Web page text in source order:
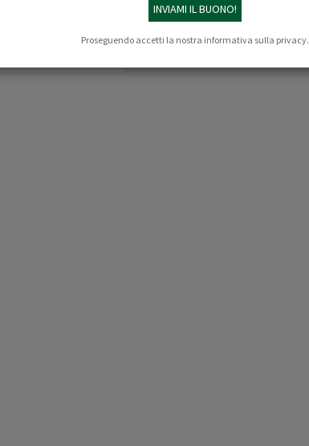
Proseguendo accetti la nostra informativa sulla privacy.
COMPRA